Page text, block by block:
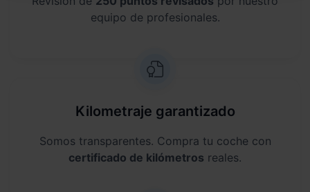
equipo de profesionales.
Kilometraje garantizado
Somos transparentes. Compra tu coche con
certificado de kilómetros reales.